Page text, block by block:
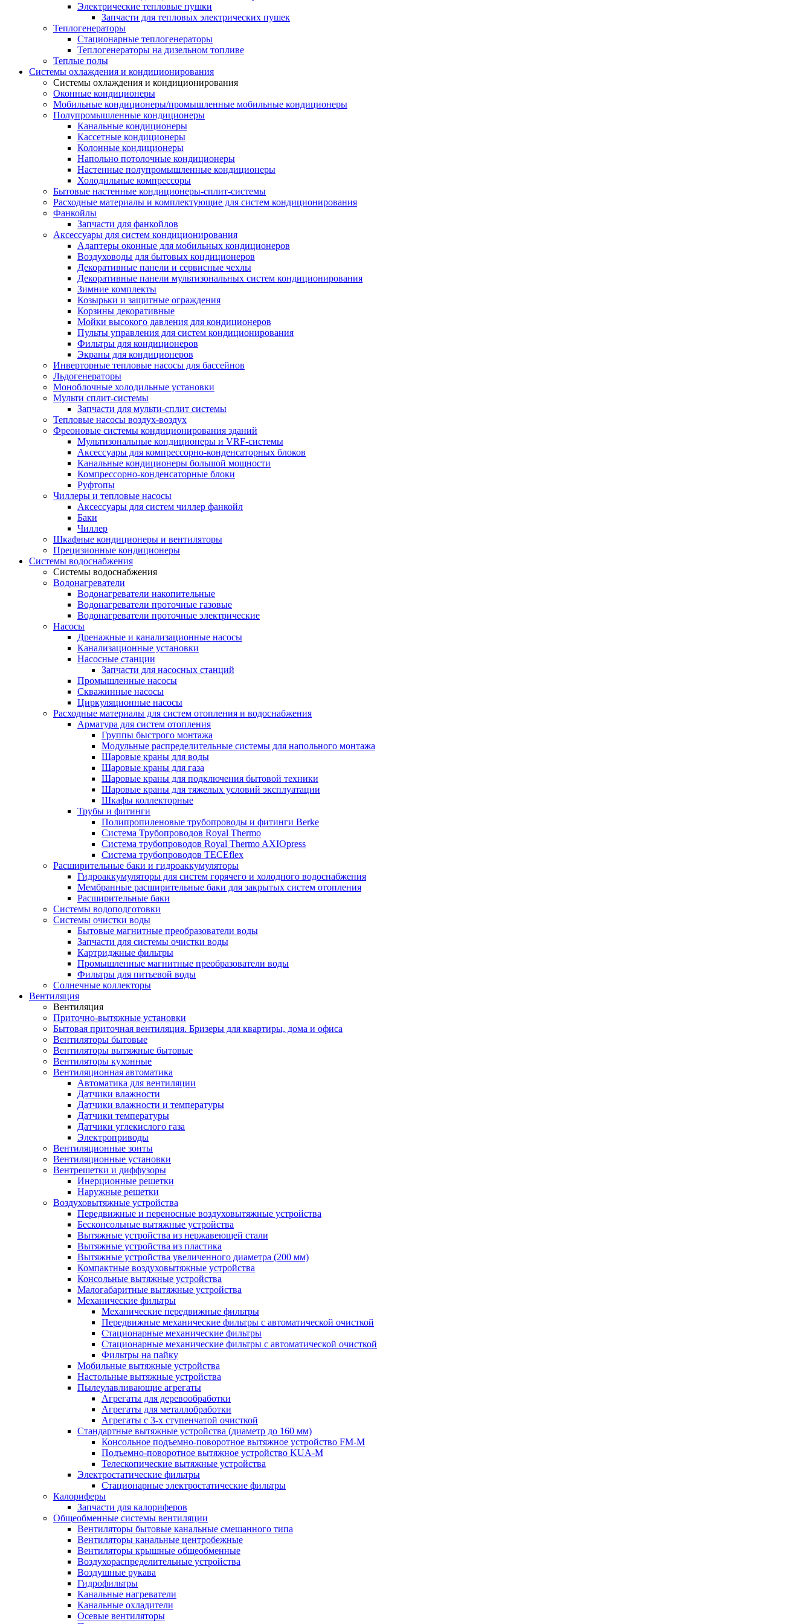
Электрические тепловые пушки
Запчасти для тепловых электрических пушек
Теплогенераторы
Cтационарные теплогенераторы
Теплогенераторы на дизельном топливе
Теплые полы
Системы охлаждения и кондиционирования
Системы охлаждения и кондиционирования
Оконные кондиционеры
Мобильные кондиционеры/промышленные мобильные кондиционеры
Полупромышленные кондиционеры
Канальные кондиционеры
Кассетные кондиционеры
Колонные кондиционеры
Напольно потолочные кондиционеры
Настенные полупромышленные кондиционеры
Холодильные компрессоры
Бытовые настенные кондиционеры-сплит-системы
Расходные материалы и комплектующие для систем кондиционирования
Фанкойлы
Запчасти для фанкойлов
Аксессуары для систем кондиционирования
Адаптеры оконные для мобильных кондиционеров
Воздуховоды для бытовых кондиционеров
Декоративные панели и сервисные чехлы
Декоративные панели мультизональных систем кондиционирования
Зимние комплекты
Козырьки и защитные ограждения
Корзины декоративные
Мойки высокого давления для кондиционеров
Пульты управления для систем кондиционирования
Фильтры для кондиционеров
Экраны для кондиционеров
Инверторные тепловые насосы для бассейнов
Льдогенераторы
Моноблочные холодильные установки
Мульти сплит-системы
Запчасти для мульти-сплит системы
Тепловые насосы воздух-воздух
Фреоновые системы кондиционирования зданий
Мультизональные кондиционеры и VRF-системы
Аксессуары для компрессорно-конденсаторных блоков
Канальные кондиционеры большой мощности
Компрессорно-конденсаторные блоки
Руфтопы
Чиллеры и тепловые насосы
Аксессуары для систем чиллер фанкойл
Баки
Чиллер
Шкафные кондиционеры и вентиляторы
Прецизионные кондиционеры
Системы водоснабжения
Системы водоснабжения
Водонагреватели
Водонагреватели накопительные
Водонагреватели проточные газовые
Водонагреватели проточные электрические
Насосы
Дренажные и канализационные насосы
Канализационные установки
Насосные станции
Запчасти для насосных станций
Промышленные насосы
Скважинные насосы
Циркуляционные насосы
Расходные материалы для систем отопления и водоснабжения
Арматура для систем отопления
Группы быстрого монтажа
Модульные распределительные системы для напольного монтажа
Шаровые краны для воды
Шаровые краны для газа
Шаровые краны для подключения бытовой техники
Шаровые краны для тяжелых условий эксплуатации
Шкафы коллекторные
Трубы и фитинги
Полипропиленовые трубопроводы и фитинги Berke
Система Трубопроводов Royal Thermo
Система трубопроводов Royal Thermo AXIOpress
Система трубопроводов TECEflex
Расширительные баки и гидроаккумуляторы
Гидроаккумуляторы для систем горячего и холодного водоснабжения
Мембранные расширительные баки для закрытых систем отопления
Расширительные баки
Системы водоподготовки
Системы очистки воды
Бытовые магнитные преобразователи воды
Запчасти для системы очистки воды
Картриджные фильтры
Промышленные магнитные преобразователи воды
Фильтры для питьевой воды
Солнечные коллекторы
Вентиляция
Вентиляция
Приточно-вытяжные установки
Бытовая приточная вентиляция. Бризеры для квартиры, дома и офиса
Вентиляторы бытовые
Вентиляторы вытяжные бытовые
Вентиляторы кухонные
Вентиляционная автоматика
Автоматика для вентиляции
Датчики влажности
Датчики влажности и температуры
Датчики температуры
Датчики углекислого газа
Электроприводы
Вентиляционные зонты
Вентиляционные установки
Вентрешетки и диффузоры
Инерционные решетки
Наружные решетки
Воздуховытяжные устройства
Передвижные и переносные воздуховытяжные устройства
Бесконсольные вытяжные устройства
Вытяжные устройства из нержавеющей стали
Вытяжные устройства из пластика
Вытяжные устройства увеличенного диаметра (200 мм)
Компактные воздуховытяжные устройства
Консольные вытяжные устройства
Малогабаритные вытяжные устройства
Механические фильтры
Механические передвижные фильтры
Передвижные механические фильтры с автоматической очисткой
Стационарные механические фильтры
Стационарные механические фильтры с автоматической очисткой
Фильтры на пайку
Мобильные вытяжные устройства
Настольные вытяжные устройства
Пылеулавливающие агрегаты
Агрегаты для деревообработки
Агрегаты для металлобработки
Агрегаты с 3-х ступенчатой очисткой
Стандартные вытяжные устройства (диаметр до 160 мм)
Консольное подъемно-поворотное вытяжное устройство FM-M
Подъемно-поворотное вытяжное устройство KUA-M
Телескопические вытяжные устройства
Электростатические фильтры
Стационарные электростатические фильтры
Калориферы
Запчасти для калориферов
Общеобменные системы вентиляции
Вентиляторы бытовые канальные смешанного типа
Вентиляторы канальные центробежные
Вентиляторы крышные общеобменные
Воздухораспределительные устройства
Воздушные рукава
Гидрофильтры
Канальные нагреватели
Канальные охладители
Осевые вентиляторы